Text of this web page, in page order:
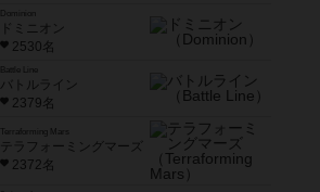
ドミニオン
2530名
Battle Line
バトルライン
2379名
Terraforming Mars
テラフォーミングマーズ
2372名